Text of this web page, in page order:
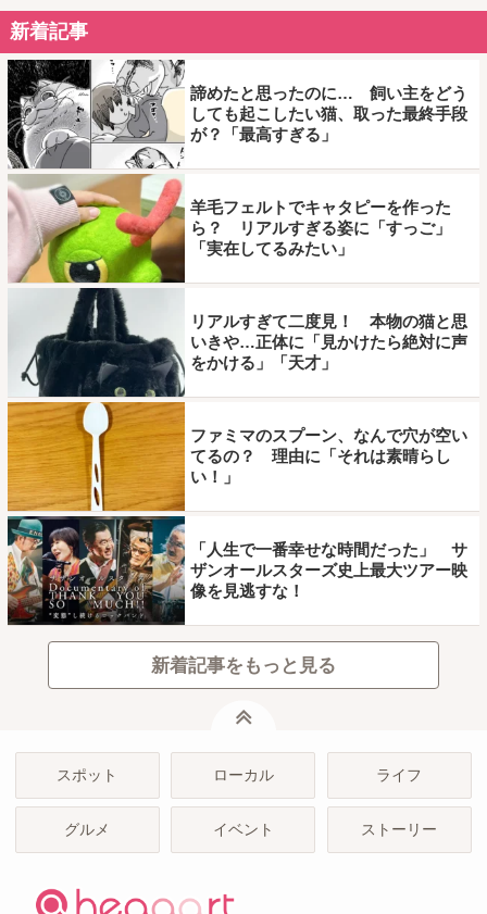
新着記事
諦めたと思ったのに… 飼い主をどう
しても起こしたい猫、取った最終手段
が？「最高すぎる」
羊毛フェルトでキャタピーを作った
ら？ リアルすぎる姿に「すっご」
「実在してるみたい」
リアルすぎて二度見！ 本物の猫と思
いきや…正体に「見かけたら絶対に声
をかける」「天才」
ファミマのスプーン、なんで穴が空い
てるの？ 理由に「それは素晴らし
い！」
「人生で一番幸せな時間だった」 サ
ザンオールスターズ史上最大ツアー映
像を見逃すな！
新着記事をもっと見る
スポット ローカル ライフ
グルメ イベント ストーリー